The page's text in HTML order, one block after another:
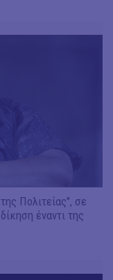
Πολιτείας", σε
έναντι της